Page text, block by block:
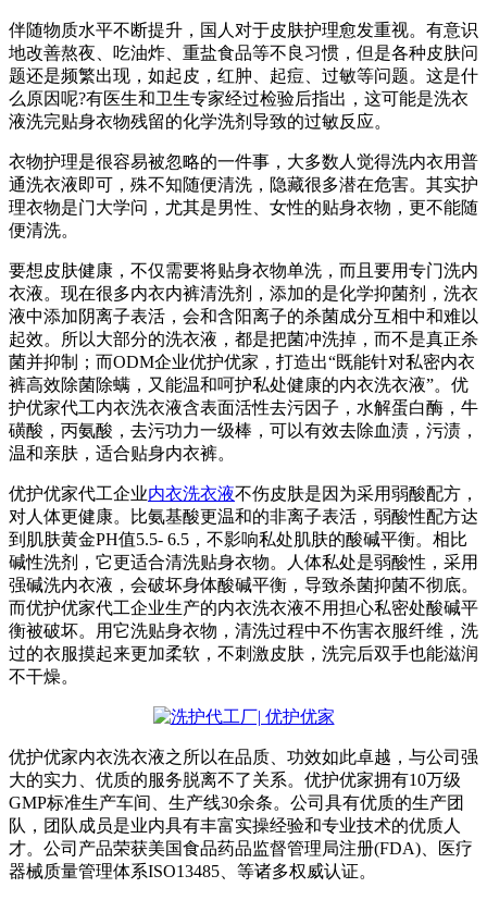
伴随物质水平不断提升，国人对于皮肤护理愈发重视。有意识
地改善熬夜、吃油炸、重盐食品等不良习惯，但是各种皮肤问
题还是频繁出现，如起皮，红肿、起痘、过敏等问题。这是什
么原因呢?有医生和卫生专家经过检验后指出，这可能是洗衣
液洗完贴身衣物残留的化学洗剂导致的过敏反应。
衣物护理是很容易被忽略的一件事，大多数人觉得洗内衣用普
通洗衣液即可，殊不知随便清洗，隐藏很多潜在危害。其实护
理衣物是门大学问，尤其是男性、女性的贴身衣物，更不能随
便清洗。
要想皮肤健康，不仅需要将贴身衣物单洗，而且要用专门洗内
衣液。现在很多内衣内裤清洗剂，添加的是化学抑菌剂，洗衣
液中添加阴离子表活，会和含阳离子的杀菌成分互相中和难以
起效。所以大部分的洗衣液，都是把菌冲洗掉，而不是真正杀
菌并抑制；而ODM企业优护优家，打造出“既能针对私密内衣
裤高效除菌除螨，又能温和呵护私处健康的内衣洗衣液”。优
护优家代工内衣洗衣液含表面活性去污因子，水解蛋白酶，牛
磺酸，丙氨酸，去污功力一级棒，可以有效去除血渍，污渍，
温和亲肤，适合贴身内衣裤。
优护优家代工企业内衣洗衣液不伤皮肤是因为采用弱酸配方，
对人体更健康。比氨基酸更温和的非离子表活，弱酸性配方达
到肌肤黄金PH值5.5- 6.5，不影响私处肌肤的酸碱平衡。相比
碱性洗剂，它更适合清洗贴身衣物。人体私处是弱酸性，采用
强碱洗内衣液，会破坏身体酸碱平衡，导致杀菌抑菌不彻底。
而优护优家代工企业生产的内衣洗衣液不用担心私密处酸碱平
衡被破坏。用它洗贴身衣物，清洗过程中不伤害衣服纤维，洗
过的衣服摸起来更加柔软，不刺激皮肤，洗完后双手也能滋润
不干燥。
优护优家内衣洗衣液之所以在品质、功效如此卓越，与公司强
大的实力、优质的服务脱离不了关系。优护优家拥有10万级
GMP标准生产车间、生产线30余条。公司具有优质的生产团
队，团队成员是业内具有丰富实操经验和专业技术的优质人
才。公司产品荣获美国食品药品监督管理局注册(FDA)、医疗
器械质量管理体系ISO13485、等诸多权威认证。